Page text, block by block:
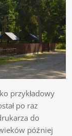
przykładowy
po raz
do
później